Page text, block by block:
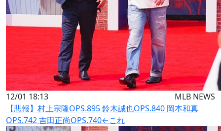
12/01 18:13
MLB NEWS
【悲報】村上宗隆OPS.895 鈴木誠也OPS.840 岡本和真
OPS.742 吉田正尚OPS.740←これ